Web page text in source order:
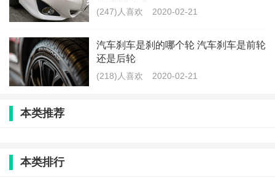
可以把油箱加满；长期在市区行驶的话，加油方便的情
千万不能等油快用完了再加，可以在油箱剩下四分之一
的时候就及时加油。
最新文章
(247)人喜欢 2020-02-21
汽车刹车是刹的哪个轮 汽车刹车是前轮
还是后轮
(218)人喜欢 2020-02-21
本类推荐
本类排行